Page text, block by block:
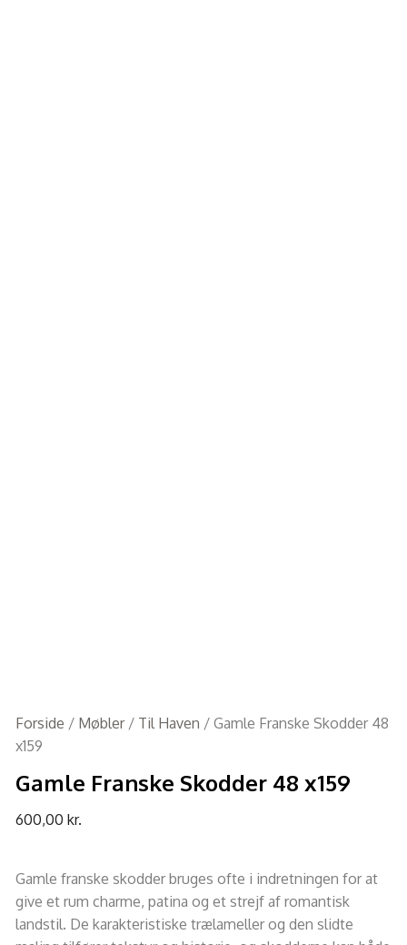
Forside / Møbler/ Til Haven / Gamle Franske Skodder 48
x159
Gamle Franske Skodder 48 x159
600,00 kr.
Gamle franske skodder bruges ofte i indretningen for at
give et rum charme, patina og et strejf af romantisk
landstil. De karakteristiske trælameller og den slidte